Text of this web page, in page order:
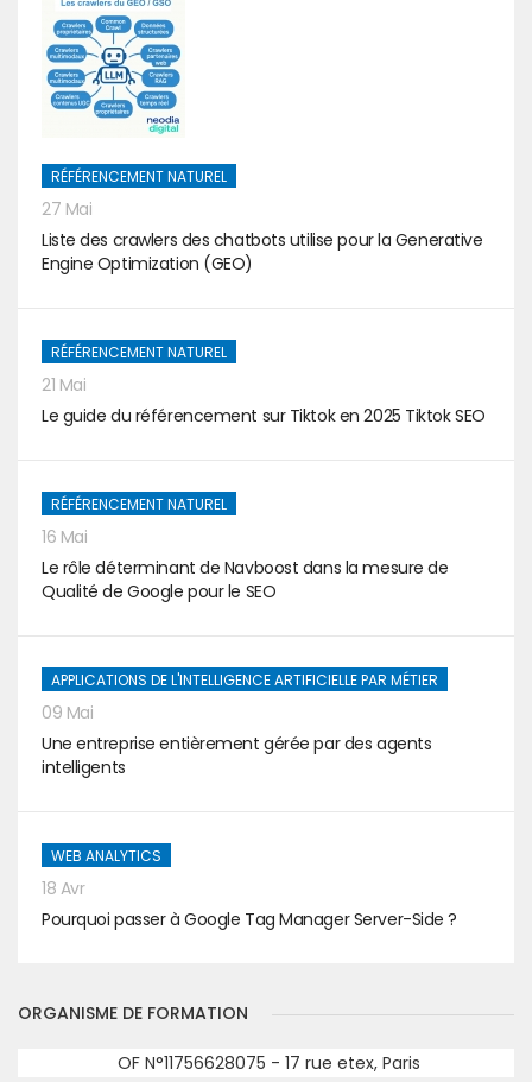
RÉFÉRENCEMENT NATUREL
27 Mai
Liste des crawlers des chatbots utilise pour la Generative
Engine Optimization (GEO)
RÉFÉRENCEMENT NATUREL
21 Mai
Le guide du référencement sur Tiktok en 2025 Tiktok SEO
RÉFÉRENCEMENT NATUREL
16 Mai
Le rôle déterminant de Navboost dans la mesure de
Qualité de Google pour le SEO
APPLICATIONS DE L'INTELLIGENCE ARTIFICIELLE PAR MÉTIER
09 Mai
Une entreprise entièrement gérée par des agents
intelligents
WEB ANALYTICS
18 Avr
Pourquoi passer à Google Tag Manager Server-Side ?
ORGANISME DE FORMATION
OF N°11756628075 - 17 rue etex, Paris